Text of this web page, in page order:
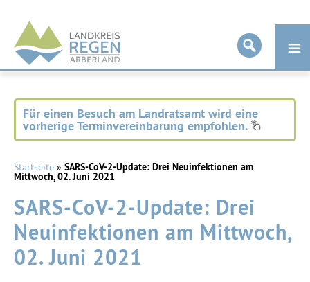
Landkreis
Regen
Für einen Besuch am Landratsamt wird eine
vorherige Terminvereinbarung empfohlen.
Startseite » SARS-CoV-2-Update: Drei Neuinfektionen am
Mittwoch, 02. Juni 2021
SARS-CoV-2-Update: Drei
Neuinfektionen am Mittwoch,
02. Juni 2021